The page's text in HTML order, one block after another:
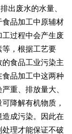
出废水的水量、
品加工中原辅材
工过程中会产生废
等，根据工艺要
食品工业污染主
品加工中这两种
重、排放量大、
可降解有机物质，
成污染。因此在
理才能保证不破